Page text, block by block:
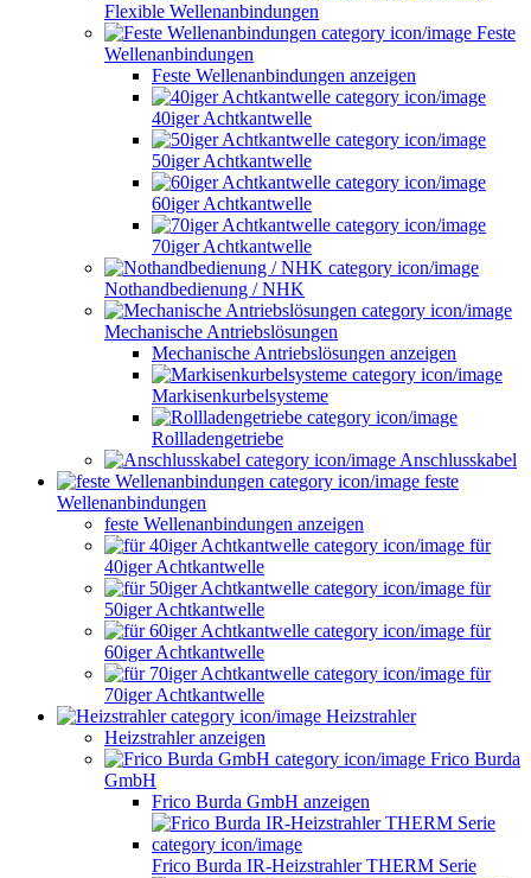
Flexible Wellenanbindungen
Feste
Wellenanbindungen
Feste Wellenanbindungen anzeigen
40iger Achtkantwelle
50iger Achtkantwelle
60iger Achtkantwelle
70iger Achtkantwelle
Nothandbedienung / NHK
Mechanische Antriebslösungen
Mechanische Antriebslösungen anzeigen
Markisenkurbelsysteme
Rollladengetriebe
Anschlusskabel
feste
Wellenanbindungen
feste Wellenanbindungen anzeigen
für
40iger Achtkantwelle
für
50iger Achtkantwelle
für
60iger Achtkantwelle
für
70iger Achtkantwelle
Heizstrahler
Heizstrahler anzeigen
Frico Burda
GmbH
Frico Burda GmbH anzeigen
Frico Burda IR-Heizstrahler THERM Serie